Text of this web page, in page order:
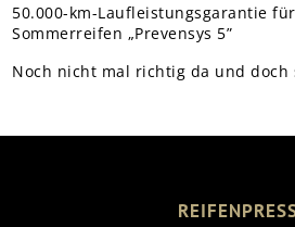
50.000-km-Laufleistungsgarantie
Sommerreifen „Prevensys 5”
Noch nicht mal richtig da und doch